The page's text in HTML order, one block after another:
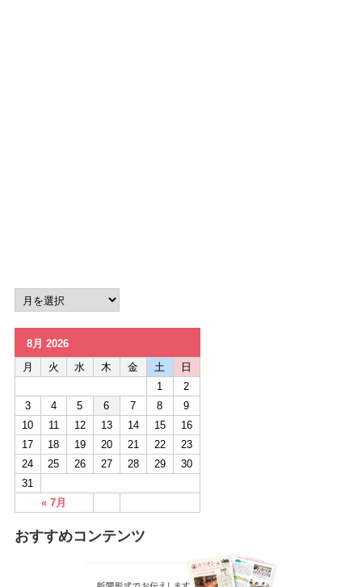
8月 2026
月
火 水 木 金 土 日
« 7月
1
2
3
4 5 6 7 8
9
10
11 12 13 14 15
16
17
18 19 20 21 22
23
24
25 26 27 28 29
30
31
おすすめコンテンツ